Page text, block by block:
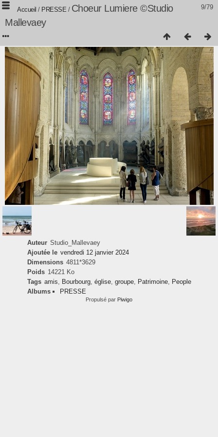
9/79
Accueil / PRESSE / Choeur Lumiere ©Studio
Mallevaey
Auteur Studio_Mallevaey
Ajoutée le vendredi 12 janvier 2024
Dimensions 4811*3629
Poids 14221 Ko
Tags amis, Bourbourg, église, groupe, Patrimoine, People
Albums
PRESSE
Propulsé par Piwigo